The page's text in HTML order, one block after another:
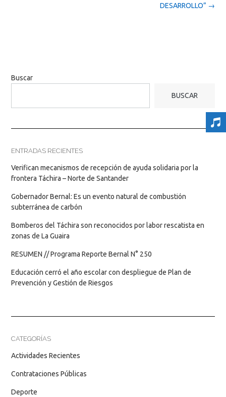
DESARROLLO” →
Buscar
BUSCAR
ENTRADAS RECIENTES
Verifican mecanismos de recepción de ayuda solidaria por la
frontera Táchira – Norte de Santander
Gobernador Bernal: Es un evento natural de combustión
subterránea de carbón
Bomberos del Táchira son reconocidos por labor rescatista en
zonas de La Guaira
RESUMEN // Programa Reporte Bernal N° 250
Educación cerró el año escolar con despliegue de Plan de
Prevención y Gestión de Riesgos
CATEGORÍAS
Actividades Recientes
Contrataciones Públicas
Deporte